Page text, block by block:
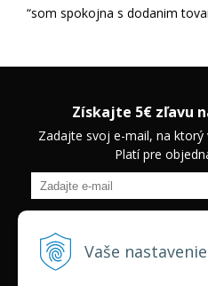
Vaše
som spokojna s dodanim
Získajte 5€ zľavu
Zadajte svoj e-mail, na
Platí pre
zľavách na vybrané produkty.
zákazníkov.